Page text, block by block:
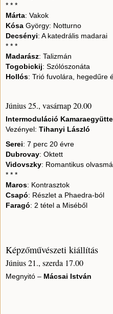
* * *
Márta: Vakok
Kósa György: Notturno
Decsényi: A katedrális madarai
* * *
Madarász: Talizmán
Togobickij: Szólószonáta
Hollós: Trió fuvolára, hegedűre
Június 25., vasárnap 20.00
Intermoduláció
Vezényel: Tihanyi László
Serei: 7 perc 20 évre
Dubrovay: Oktett
Vidovszky: Romantikus
* * *
Maros: Kontrasztok
Csapó: Részlet a Phaedra-ból
Faragó: 2 tétel a Miséből
Képzőművészeti kiállítás
Június 21., szerda 17.00
Megnyitó – Mácsai István